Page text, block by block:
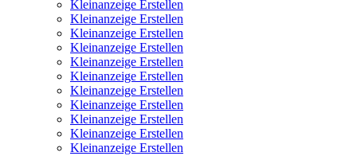
Kleinanzeige Erstellen
Kleinanzeige Erstellen
Kleinanzeige Erstellen
Kleinanzeige Erstellen
Kleinanzeige Erstellen
Kleinanzeige Erstellen
Kleinanzeige Erstellen
Kleinanzeige Erstellen
Kleinanzeige Erstellen
Kleinanzeige Erstellen
Kleinanzeige Erstellen